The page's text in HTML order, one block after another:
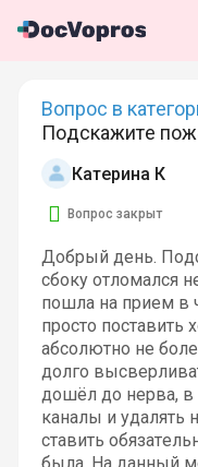
Вопрос в
Подскажите
Катерина К
Вопрос закрыт
Добрый день.
сбоку отломался
пошла на прием в
просто
абсолютно не
долго
дошёл до нерва, в
каналы и удалять
ставить
была. На данный